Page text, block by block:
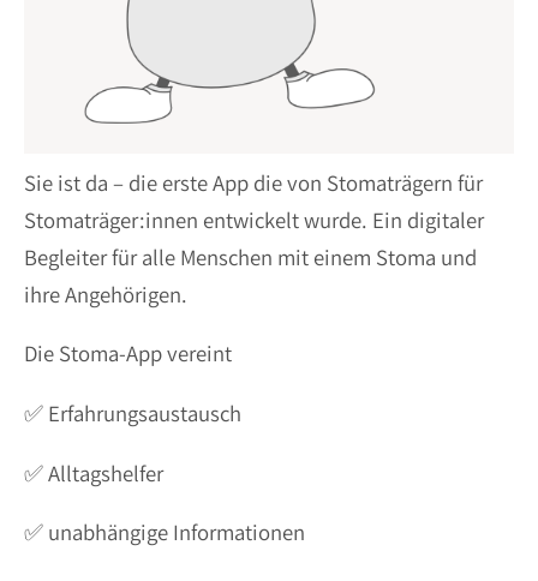
Sie ist da – die erste App die von Stomaträgern für
Stomaträger:innen entwickelt wurde. Ein digitaler
Begleiter für alle Menschen mit einem Stoma und
ihre Angehörigen.
Die Stoma-App vereint
✅ Erfahrungsaustausch
✅ Alltagshelfer
✅ unabhängige Informationen